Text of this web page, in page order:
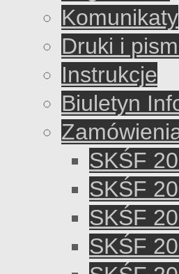
Komunikaty
Druki i
Instrukcje
Biuletyn
SKŚF
SKŚF
SKŚF
SKŚF